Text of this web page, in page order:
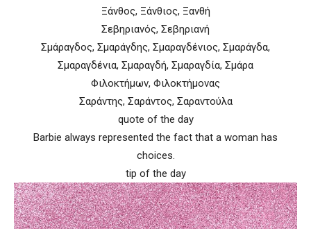
Ξάνθος, Ξάνθιος, Ξανθή
Σεβηριανός, Σεβηριανή
Σμάραγδος, Σμαράγδης, Σμαραγδένιος, Σμαράγδα,
Σμαραγδένια, Σμαραγδή, Σμαραγδία, Σμάρα
Φιλοκτήμων, Φιλοκτήμονας
Σαράντης, Σαράντος, Σαραντούλα
quote of the day
Barbie always represented the fact that a woman has
choices.
tip of the day